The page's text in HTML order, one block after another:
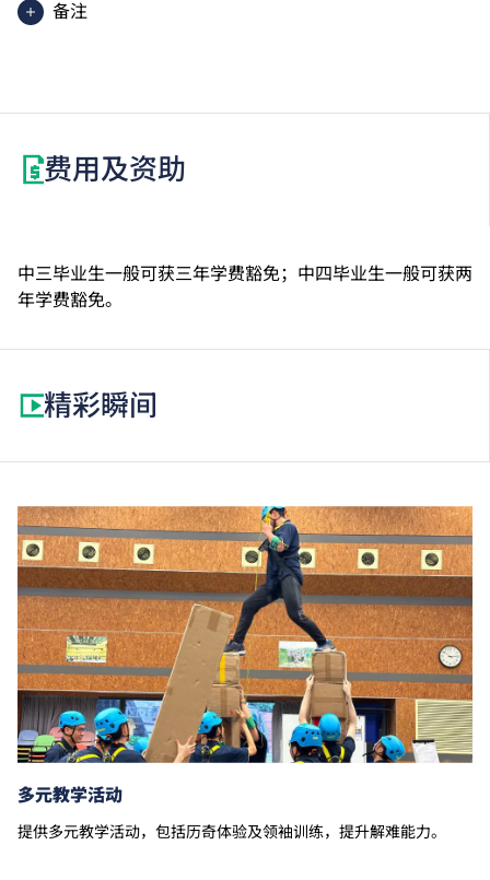
备注
科第2级或以上成绩的VTC高级文凭课程。修读此选修
费用及资助
中三毕业生一般可获三年学费豁免；中四毕业生一般可获两
年学费豁免。
精彩瞬间
多元教学活动
提供多元教学活动，包括历奇体验及领袖训练，提升解难能力。